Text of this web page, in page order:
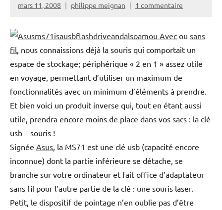
mars 11, 2008 philippe meignan 1 commentaire
Avec ou sans
fil , nous connaissions déjà la souris qui comportait un
espace de stockage; périphérique « 2 en 1 » assez utile
en voyage, permettant d’utiliser un maximum de
fonctionnalités avec un minimum d’éléments à prendre.
Et bien voici un produit inverse qui, tout en étant aussi
utile, prendra encore moins de place dans vos sacs : la clé
usb – souris !
Signée Asus , la MS71 est une clé usb (capacité encore
inconnue) dont la partie inférieure se détache, se
branche sur votre ordinateur et fait office d’adaptateur
sans fil pour l’autre partie de la clé : une souris laser.
Petit, le dispositif de pointage n’en oublie pas d’être